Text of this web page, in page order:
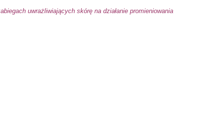
uwrażliwiających skórę na działanie promieniowania